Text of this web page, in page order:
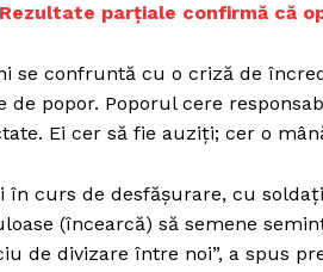
Un proiect
FREEDOM HOUSE
parțiale confirmă că
se confruntă cu o criză de
de popor. Poporul cere
Ei cer să fie auziţi; cer o
curs de desfăşurare, cu
(încearcă) să semene
de divizare între noi”, a spus